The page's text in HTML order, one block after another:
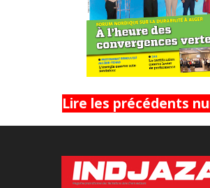
Lire les précédents